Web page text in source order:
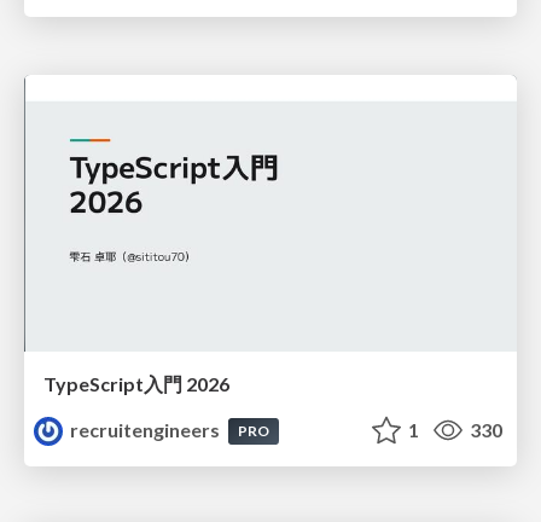
TypeScript入門 2026
recruitengineers
PRO 1 330